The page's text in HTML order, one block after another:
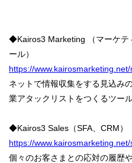
◆Kairos3 Marketing （マーケテ
ール）
https://
ネットで情報収集をする見込み
業アタックリストをつくるツール
◆Kairos3 Sales（SFA、CRM）
https://
個々のお客さまとの応対の履歴